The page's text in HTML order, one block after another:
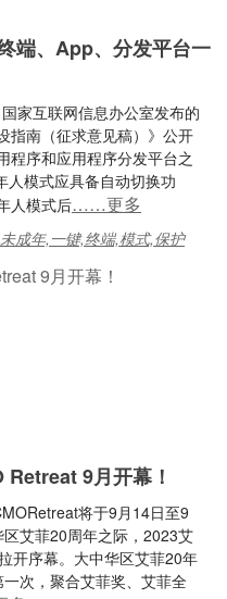
端、App、分发平台一
家互联网信息办公室发布的
指南（征求意见稿）》公开
程序和应用程序分发平台之
人模式应具备自动切换功
人模式后……更多
成年,一键,终端,模式,保护
9月开幕！
将于9月14日至9
艾菲20周年之际，2023艾
开序幕。大中华区艾菲20年
次，聚合艾菲奖、艾菲全